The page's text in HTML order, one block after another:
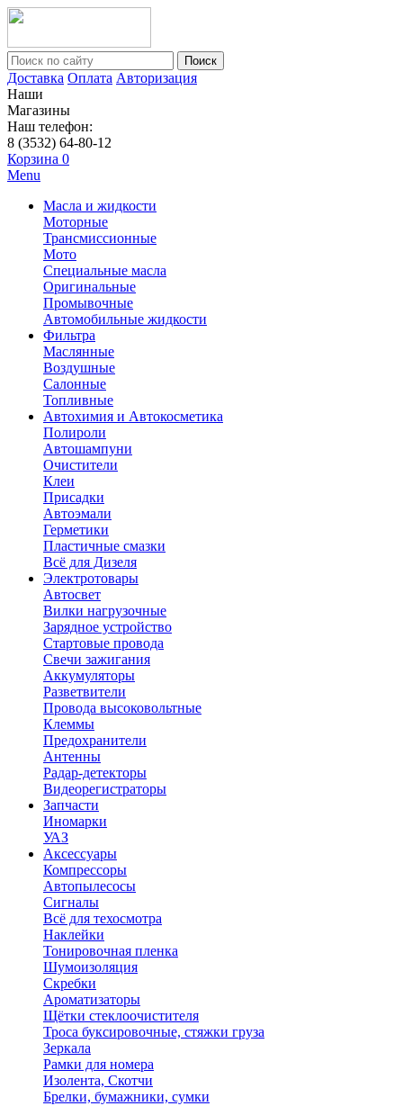
Поиск
Доставка Оплата Авторизация
Наши
Магазины
Наш телефон:
8 (3532) 64-80-12
Корзина 0
Menu
Масла и жидкости
Моторные
Трансмиссионные
Мото
Специальные масла
Оригинальные
Промывочные
Автомобильные жидкости
Фильтра
Маслянные
Воздушные
Салонные
Топливные
Автохимия и Автокосметика
Полироли
Автошампуни
Очистители
Клеи
Присадки
Автоэмали
Герметики
Пластичные смазки
Всё для Дизеля
Электротовары
Автосвет
Вилки нагрузочные
Зарядное устройство
Стартовые провода
Свечи зажигания
Аккумуляторы
Разветвители
Провода высоковольтные
Клеммы
Предохранители
Антенны
Радар-детекторы
Видеорегистраторы
Запчасти
Иномарки
УАЗ
Аксесcуары
Компрессоры
Автопылесосы
Сигналы
Всё для техосмотра
Наклейки
Тонировочная пленка
Шумоизоляция
Скребки
Ароматизаторы
Щётки стеклоочистителя
Троса буксировочные, стяжки груза
Зеркала
Рамки для номера
Изолента, Скотчи
Брелки, бумажники, сумки